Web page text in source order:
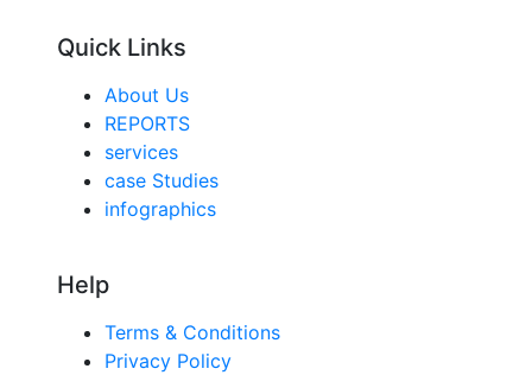
Quick Links
About Us
REPORTS
services
case Studies
infographics
Help
Terms & Conditions
Privacy Policy